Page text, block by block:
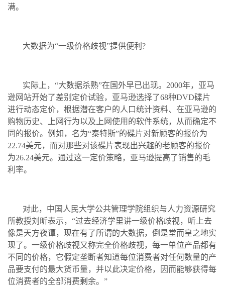
满。
大数据为“一级价格歧视”提供便利?
实际上，“大数据杀熟”在国外早已出现。2000年，亚马
逊网站开始了差别定价试验，亚马逊选择了68种DVD碟片
进行动态定价，根据潜在客户的人口统计资料、在亚马逊的
购物历史、上网行为以及上网使用的软件系统，从而确定不
同的报价。例如，名为“泰特斯”的碟片对新顾客的报价为
22.74美元，而对那些对该碟片表现出兴趣的老顾客的报价
为26.24美元。通过这一定价策略，亚马逊提高了销售的毛
利率。
对此，中国人民大学公共管理学院组织与人力资源研究
所教授刘昕表示，“过去经济学里讲一级价格歧视，听上去
像是天方夜谭，现在有了所谓的大数据，倒是堂而皇之地实
现了。一级价格歧视又称完全价格歧视，每一单位产品都有
不同的价格，它假定垄断者知道每位消费者对任何数量的产
品要支付的最大货币量，并以此决定价格，因而能够获得每
位消费者的全部消费剩余。”